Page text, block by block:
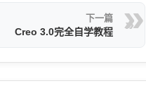
下一篇
Creo 3.0完全自学教程